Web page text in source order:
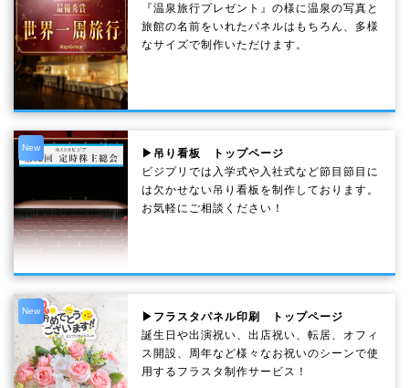
『温泉旅行プレゼント』の様に温泉の写真と
旅館の名前をいれたパネルはもちろん、多様
なサイズで制作いただけます。
New
▶吊り看板 トップページ
ビジプリでは入学式や入社式など節目節目に
は欠かせない吊り看板を制作しております。
お気軽にご相談ください！
New
▶フラスタパネル印刷 トップページ
誕生日や出演祝い、出店祝い、転居、オフィ
ス開設、周年など様々なお祝いのシーンで使
用するフラスタ制作サービス！